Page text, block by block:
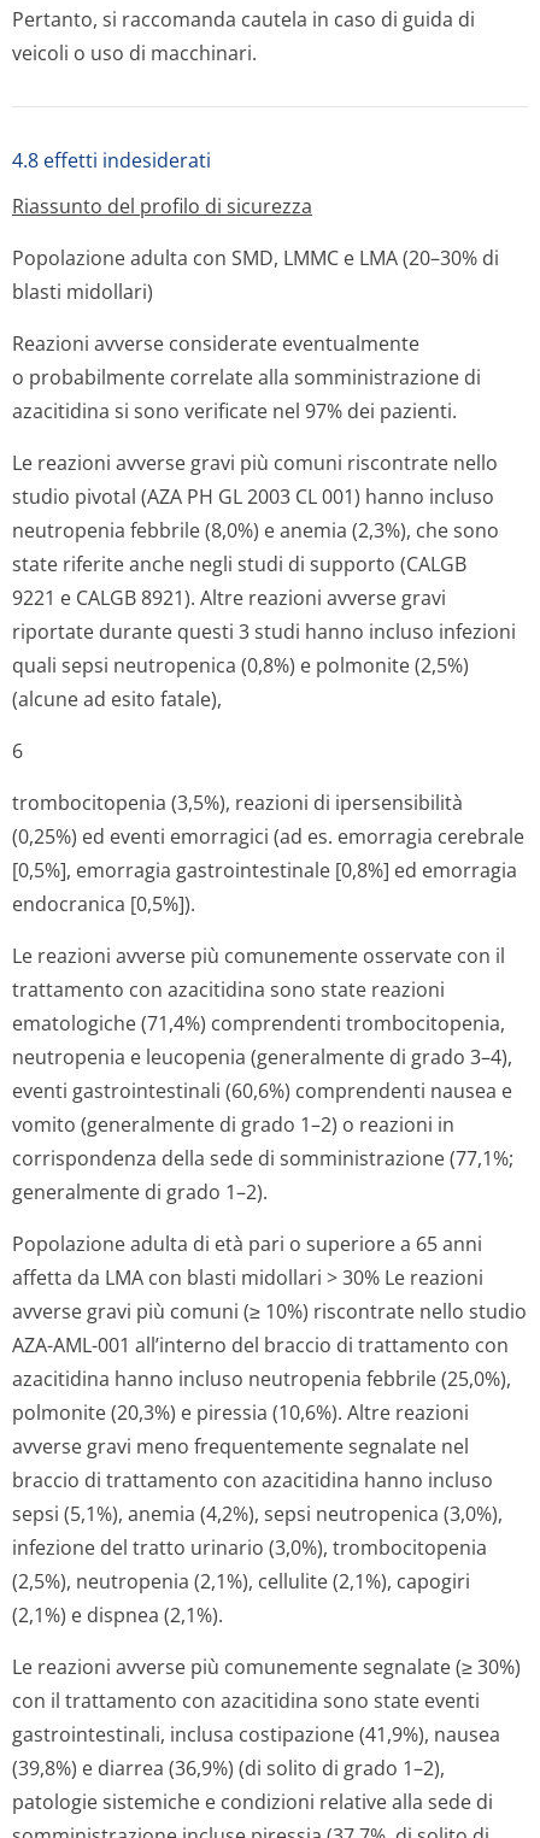
Pertanto, si raccomanda cautela in caso di guida di
veicoli o uso di macchinari.
4.8 effetti indesiderati
Riassunto del profilo di sicurezza
Popolazione adulta con SMD, LMMC e LMA (20–30% di
blasti midollari)
Reazioni avverse considerate eventualmente
o probabilmente correlate alla somministrazione di
azacitidina si sono verificate nel 97% dei pazienti.
Le reazioni avverse gravi più comuni riscontrate nello
studio pivotal (AZA PH GL 2003 CL 001) hanno incluso
neutropenia febbrile (8,0%) e anemia (2,3%), che sono
state riferite anche negli studi di supporto (CALGB
9221 e CALGB 8921). Altre reazioni avverse gravi
riportate durante questi 3 studi hanno incluso infezioni
quali sepsi neutropenica (0,8%) e polmonite (2,5%)
(alcune ad esito fatale),
6
trombocitopenia (3,5%), reazioni di ipersensibilità
(0,25%) ed eventi emorragici (ad es. emorragia cerebrale
[0,5%], emorragia gastrointestinale [0,8%] ed emorragia
endocranica [0,5%]).
Le reazioni avverse più comunemente osservate con il
trattamento con azacitidina sono state reazioni
ematologiche (71,4%) comprendenti trombocitopenia,
neutropenia e leucopenia (generalmente di grado 3–4),
eventi gastrointestinali (60,6%) comprendenti nausea e
vomito (generalmente di grado 1–2) o reazioni in
corrispondenza della sede di somministrazione (77,1%;
generalmente di grado 1–2).
Popolazione adulta di età pari o superiore a 65 anni
affetta da LMA con blasti midollari > 30% Le reazioni
avverse gravi più comuni (≥ 10%) riscontrate nello studio
AZA-AML-001 all’interno del braccio di trattamento con
azacitidina hanno incluso neutropenia febbrile (25,0%),
polmonite (20,3%) e piressia (10,6%). Altre reazioni
avverse gravi meno frequentemente segnalate nel
braccio di trattamento con azacitidina hanno incluso
sepsi (5,1%), anemia (4,2%), sepsi neutropenica (3,0%),
infezione del tratto urinario (3,0%), trombocitopenia
(2,5%), neutropenia (2,1%), cellulite (2,1%), capogiri
(2,1%) e dispnea (2,1%).
Le reazioni avverse più comunemente segnalate (≥ 30%)
con il trattamento con azacitidina sono state eventi
gastrointestinali, inclusa costipazione (41,9%), nausea
(39,8%) e diarrea (36,9%) (di solito di grado 1–2),
patologie sistemiche e condizioni relative alla sede di